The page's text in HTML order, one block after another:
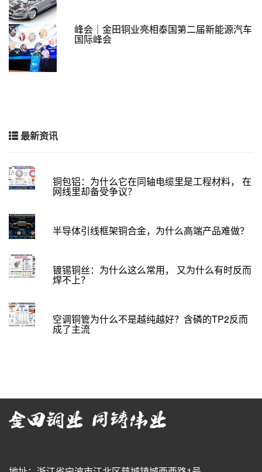
峰会｜金田铜业亮相泰国第二届新能源汽车
国际峰会
最新资讯
铜包铝：为什么它在同轴电缆里是工程材料， 在
网线里却备受争议？
半导体引线框架铜合金，为什么高端产品难做？
镀锡铜丝：为什么这么常用， 又为什么有时反而
焊不上？
空调铜管为什么不是越纯越好？含磷的TP2反而
成了主流